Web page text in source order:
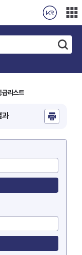
급리스트
과